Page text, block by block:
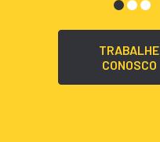
TRABALHE
CONOSCO